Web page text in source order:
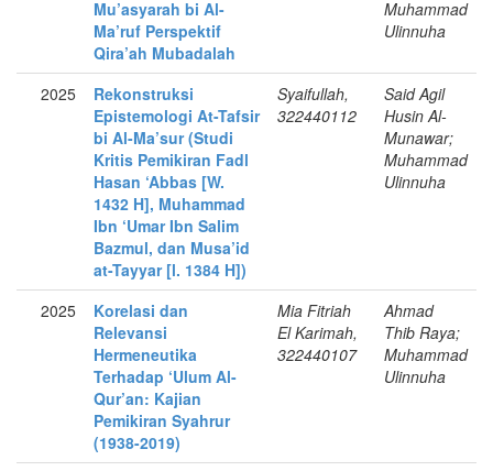
Mu’asyarah bi Al-
Ma’ruf Perspektif
Qira’ah Mubadalah
Muhammad
Ulinnuha
2025
Rekonstruksi
Epistemologi At-Tafsir
bi Al-Ma’sur (Studi
Kritis Pemikiran Fadl
Hasan ‘Abbas [W.
1432 H], Muhammad
Ibn ‘Umar Ibn Salim
Bazmul, dan Musa’id
at-Tayyar [l. 1384 H])
Syaifullah,
322440112
Said Agil
Husin Al-
Munawar;
Muhammad
Ulinnuha
2025
Korelasi dan
Relevansi
Hermeneutika
Terhadap ‘Ulum Al-
Qur’an: Kajian
Pemikiran Syahrur
(1938-2019)
Mia Fitriah
El Karimah,
322440107
Ahmad
Thib Raya;
Muhammad
Ulinnuha